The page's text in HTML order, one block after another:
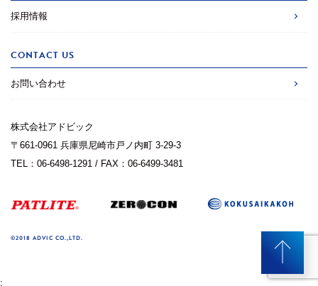
採用情報
CONTACT US
お問い合わせ
株式会社アドビック
〒661-0961 兵庫県尼崎市戸ノ内町 3-29-3
TEL：06-6498-1291 / FAX：06-6499-3481
©2018 ADVIC CO.,LTD.
;